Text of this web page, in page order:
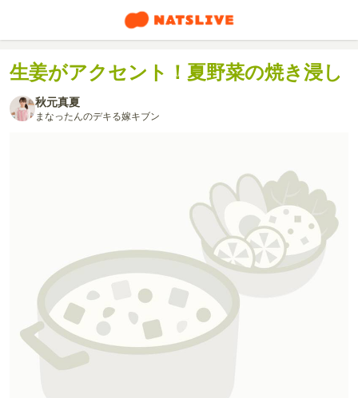
生姜がアクセント！夏野菜の焼き浸し
秋元真夏
まなったんのデキる嫁キブン